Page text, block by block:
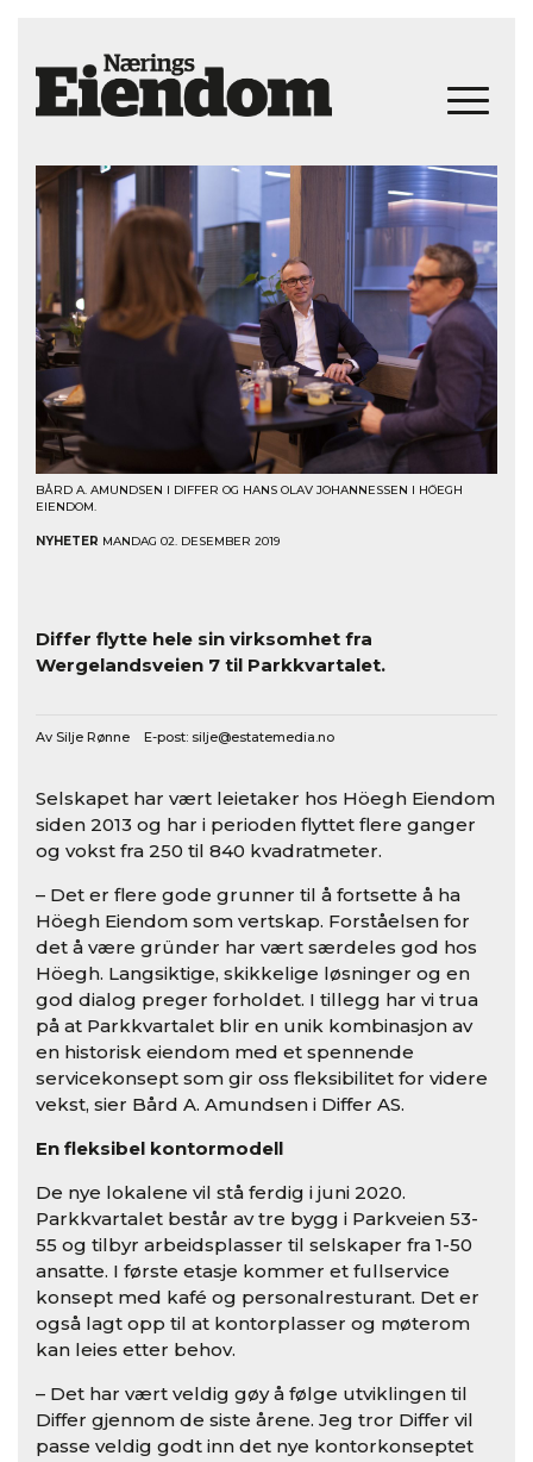
BÅRD A. AMUNDSEN I DIFFER OG HANS OLAV JOHANNESSEN I HÖEGH
EIENDOM.
NYHETER MANDAG 02. DESEMBER 2019
Differ flytte hele sin virksomhet fra
Wergelandsveien 7 til Parkkvartalet.
Av Silje Rønne E-post: silje@estatemedia.no
Selskapet har vært leietaker hos Höegh Eiendom
siden 2013 og har i perioden flyttet flere ganger
og vokst fra 250 til 840 kvadratmeter.
– Det er flere gode grunner til å fortsette å ha
Höegh Eiendom som vertskap. Forståelsen for
det å være gründer har vært særdeles god hos
Höegh. Langsiktige, skikkelige løsninger og en
god dialog preger forholdet. I tillegg har vi trua
på at Parkkvartalet blir en unik kombinasjon av
en historisk eiendom med et spennende
servicekonsept som gir oss fleksibilitet for videre
vekst, sier Bård A. Amundsen i Differ AS.
En fleksibel kontormodell
De nye lokalene vil stå ferdig i juni 2020.
Parkkvartalet består av tre bygg i Parkveien 53-
55 og tilbyr arbeidsplasser til selskaper fra 1-50
ansatte. I første etasje kommer et fullservice
konsept med kafé og personalresturant. Det er
også lagt opp til at kontorplasser og møterom
kan leies etter behov.
– Det har vært veldig gøy å følge utviklingen til
Differ gjennom de siste årene. Jeg tror Differ vil
passe veldig godt inn det nye kontorkonseptet